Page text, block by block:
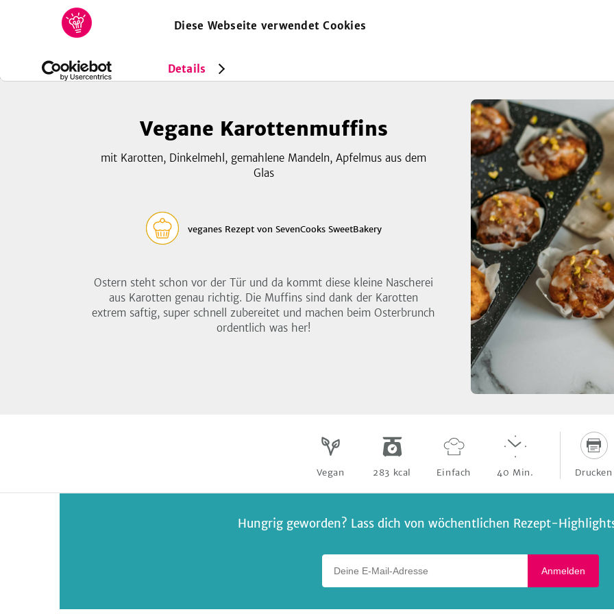
Diese Webseite verwendet Cookies
Details
REZEPTE SAMMLUNGEN MAGAZIN
Rezepte Vegan Vegane Karottenmuffins
Bild
3
zeigen
Vegane Karottenmuffins
mit Karotten, Dinkelmehl, gemahlene Mandeln, Apfelmus aus dem
Glas
veganes Rezept von SevenCooks SweetBakery
Ostern steht schon vor der Tür und da kommt diese kleine Nascherei
aus Karotten genau richtig. Die Muffins sind dank der Karotten
extrem saftig, super schnell zubereitet und machen beim Osterbrunch
ordentlich was her!
Vegan 283 kcal Einfach 40 Min. Drucken
Hungrig geworden? Lass dich von wöchentlichen Rezept-
Anmelden